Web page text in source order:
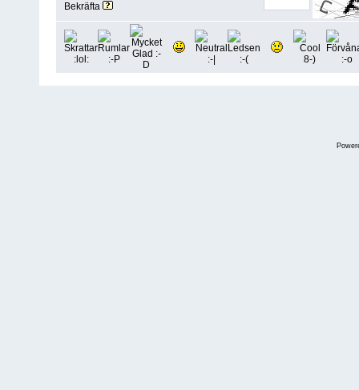
Bekräfta